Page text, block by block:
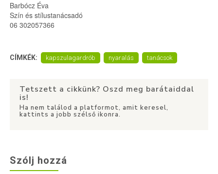
Barbócz Éva
Szín és stílustanácsadó
06 302057366
CÍMKÉK: kapszulagardrób nyaralás tanácsok
Tetszett a cikkünk? Oszd meg barátaiddal
is!
Ha nem találod a platformot, amit keresel,
kattints a jobb szélső ikonra.
Szólj hozzá